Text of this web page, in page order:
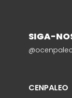
SIGA-
CENPALEO